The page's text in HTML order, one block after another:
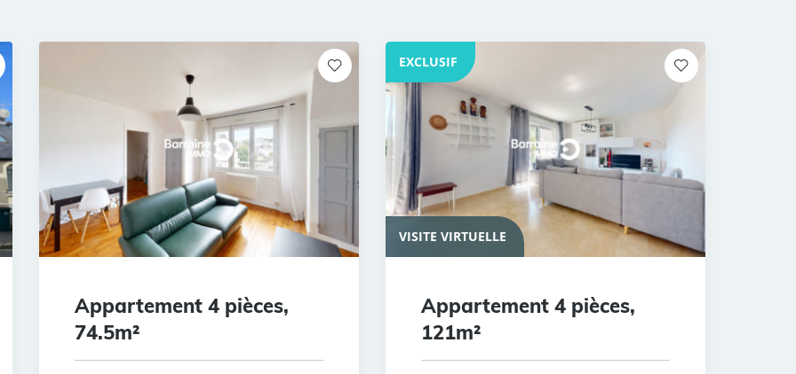
Appartement 4 pièces,
74.5m²
EXCLUSIF
VISITE VIRTUELLE
Appartement 4 pièces,
121m²